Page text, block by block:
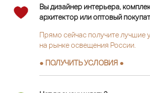
Вы дизайнер интерьера,
архитектор или оптовый
Прямо сейчас получите лучшие
на рынке освещения России.
● ПОЛУЧИТЬ УСЛОВИЯ ●